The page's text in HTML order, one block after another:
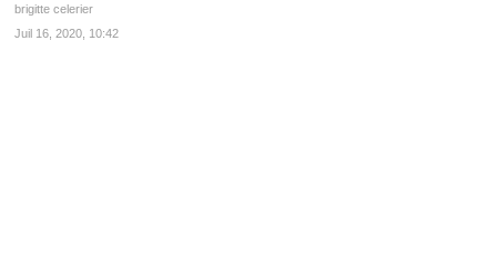
brigitte celerier
Juil 16, 2020, 10:42